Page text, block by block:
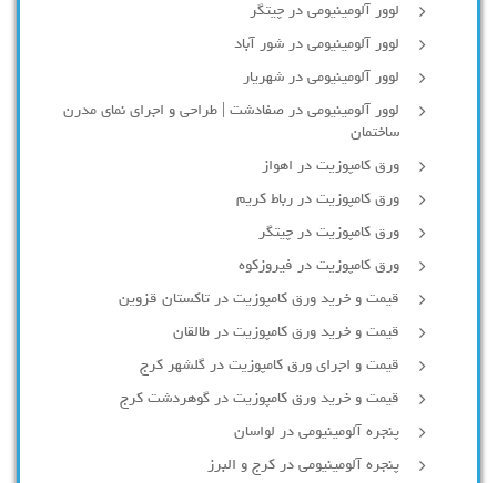
لوور آلومینیومی در چیتگر
لوور آلومینیومی در شور آباد
لوور آلومينيومي در شهريار
لوور آلومینیومی در صفادشت | طراحی و اجرای نمای مدرن
ساختمان
ورق کامپوزیت در اهواز
ورق کامپوزیت در رباط کریم
ورق کامپوزیت در چیتگر
ورق کامپوزیت در فیروزکوه
قیمت و خرید ورق کامپوزیت در تاکستان قزوین
قیمت و خرید ورق کامپوزیت در طالقان
قیمت و اجرای ورق کامپوزیت در گلشهر کرج
قیمت و خرید ورق کامپوزیت در گوهردشت کرج
پنجره آلومینیومی در لواسان
پنجره آلومینیومی در کرج و البرز